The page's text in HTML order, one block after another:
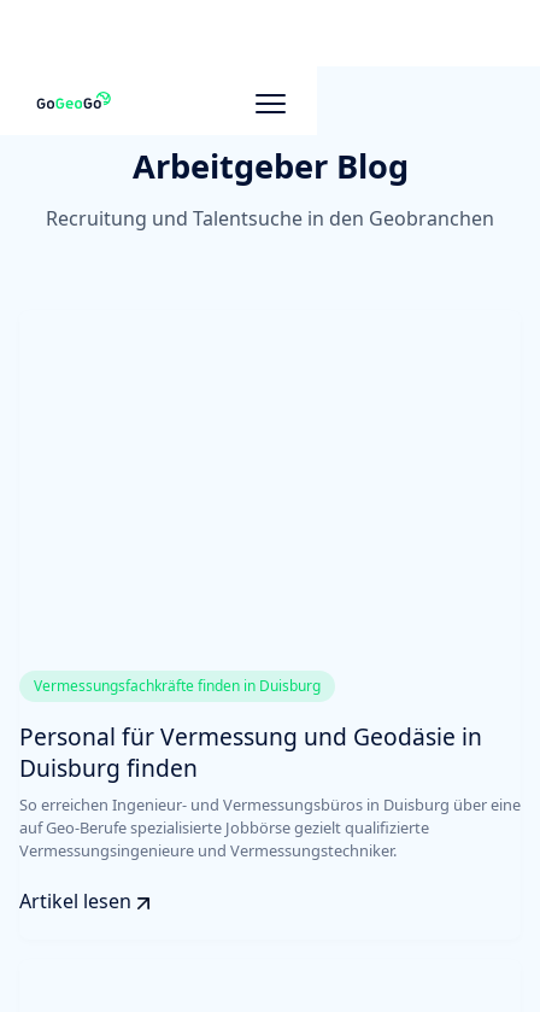
Arbeitgeber Blog
Recruitung und Talentsuche in den Geobranchen
Vermessungsfachkräfte finden in Duisburg
Personal für Vermessung und Geodäsie in
Duisburg finden
So erreichen Ingenieur- und Vermessungsbüros in Duisburg über eine
auf Geo-Berufe spezialisierte Jobbörse gezielt qualifizierte
Vermessungsingenieure und Vermessungstechniker.
Artikel lesen